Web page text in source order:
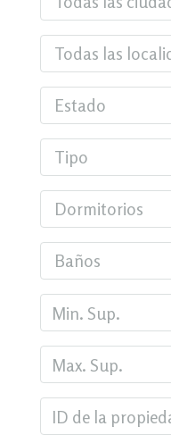
Todas las
Estado
Tipo
Dormitorios
Baños